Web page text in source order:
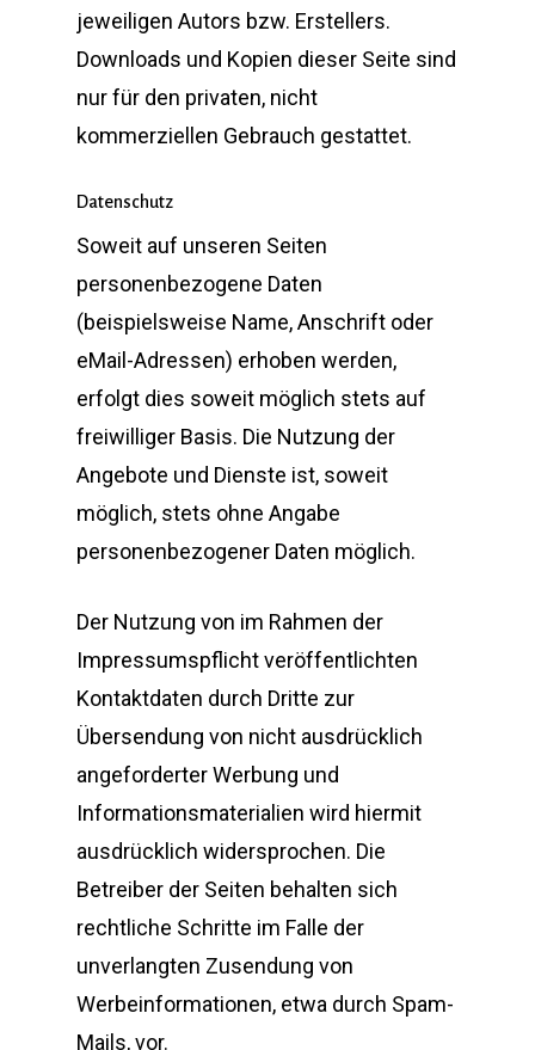
jeweiligen Autors bzw. Erstellers.
Downloads und Kopien dieser Seite sind
nur für den privaten, nicht
kommerziellen Gebrauch gestattet.
Datenschutz
Soweit auf unseren Seiten
personenbezogene Daten
(beispielsweise Name, Anschrift oder
eMail-Adressen) erhoben werden,
erfolgt dies soweit möglich stets auf
freiwilliger Basis. Die Nutzung der
Angebote und Dienste ist, soweit
möglich, stets ohne Angabe
personenbezogener Daten möglich.
Der Nutzung von im Rahmen der
Impressumspflicht veröffentlichten
Kontaktdaten durch Dritte zur
Übersendung von nicht ausdrücklich
angeforderter Werbung und
Informationsmaterialien wird hiermit
ausdrücklich widersprochen. Die
Betreiber der Seiten behalten sich
rechtliche Schritte im Falle der
unverlangten Zusendung von
Werbeinformationen, etwa durch Spam-
Mails, vor.